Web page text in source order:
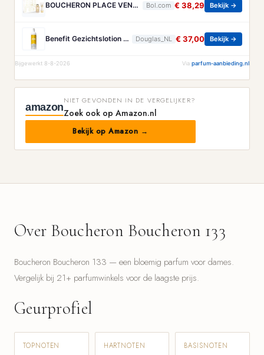
BOUCHERON PLACE VENDOME GESCHENKSET Bol.com € 38,29 Bekijk →
Benefit Gezichtslotion The POREfessional Gezichtstoner Unisex 133ml Douglas_NL € 37,00 Bekijk →
Bijgewerkt 8-8-2026 Via parfum-aanbieding.nl
amazon
NIET GEVONDEN IN DE VERGELIJKER?
Zoek ook op Amazon.nl
Bekijk op Amazon →
Over Boucheron Boucheron 133
Boucheron Boucheron 133 — een bloemig parfum voor dames.
Vergelijk bij 21+ parfumwinkels voor de laagste prijs.
Geurprofiel
TOPNOTEN HARTNOTEN BASISNOTEN